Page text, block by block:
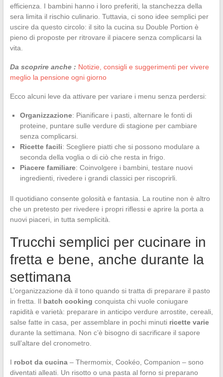
efficienza. I bambini hanno i loro preferiti, la stanchezza della
sera limita il rischio culinario. Tuttavia, ci sono idee semplici per
uscire da questo circolo: il sito la cucina su Double Portion è
pieno di proposte per ritrovare il piacere senza complicarsi la
vita.
Da scoprire anche : Notizie, consigli e suggerimenti per vivere
meglio la pensione ogni giorno
Ecco alcuni leve da attivare per variare i menu senza perdersi:
Organizzazione: Pianificare i pasti, alternare le fonti di
proteine, puntare sulle verdure di stagione per cambiare
senza complicarsi.
Ricette facili: Scegliere piatti che si possono modulare a
seconda della voglia o di ciò che resta in frigo.
Piacere familiare: Coinvolgere i bambini, testare nuovi
ingredienti, rivedere i grandi classici per riscoprirli.
Il quotidiano consente golosità e fantasia. La routine non è altro
che un pretesto per rivedere i propri riflessi e aprire la porta a
nuovi piaceri, in tutta semplicità.
Trucchi semplici per cucinare in
fretta e bene, anche durante la
settimana
L’organizzazione dà il tono quando si tratta di preparare il pasto
in fretta. Il batch cooking conquista chi vuole coniugare
rapidità e varietà: preparare in anticipo verdure arrostite, cereali,
salse fatte in casa, per assemblare in pochi minuti ricette varie
durante la settimana. Non c’è bisogno di sacrificare il sapore
sull’altare del cronometro.
I robot da cucina– Thermomix, Cookéo, Companion – sono
diventati alleati. Un risotto o una pasta al forno si preparano